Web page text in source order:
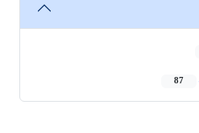
87